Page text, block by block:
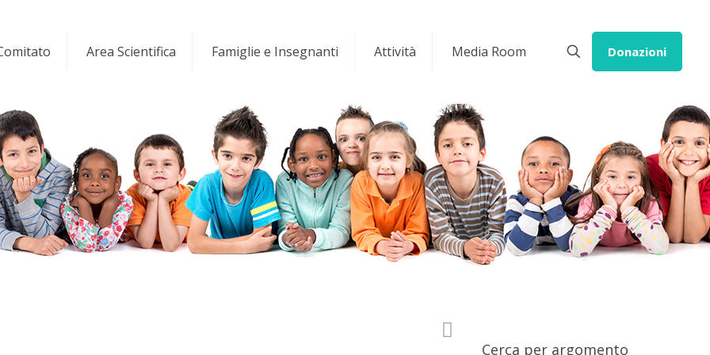
Area Scientifica Famiglie e Insegnanti Attività Media Room Donazioni
Cerca per argomento